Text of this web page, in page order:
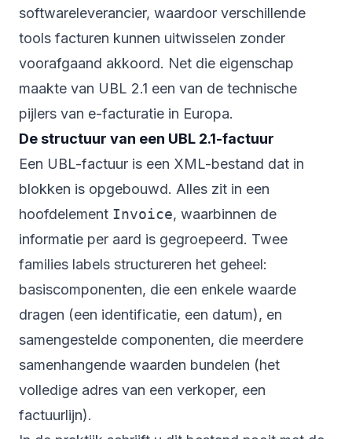
softwareleverancier, waardoor verschillende
tools facturen kunnen uitwisselen zonder
voorafgaand akkoord. Net die eigenschap
maakte van UBL 2.1 een van de technische
pijlers van e-facturatie in Europa.
De structuur van een UBL 2.1-factuur
Een UBL-factuur is een XML-bestand dat in
blokken is opgebouwd. Alles zit in een
hoofdelement Invoice, waarbinnen de
informatie per aard is gegroepeerd. Twee
families labels structureren het geheel:
basiscomponenten, die een enkele waarde
dragen (een identificatie, een datum), en
samengestelde componenten, die meerdere
samenhangende waarden bundelen (het
volledige adres van een verkoper, een
factuurlijn).